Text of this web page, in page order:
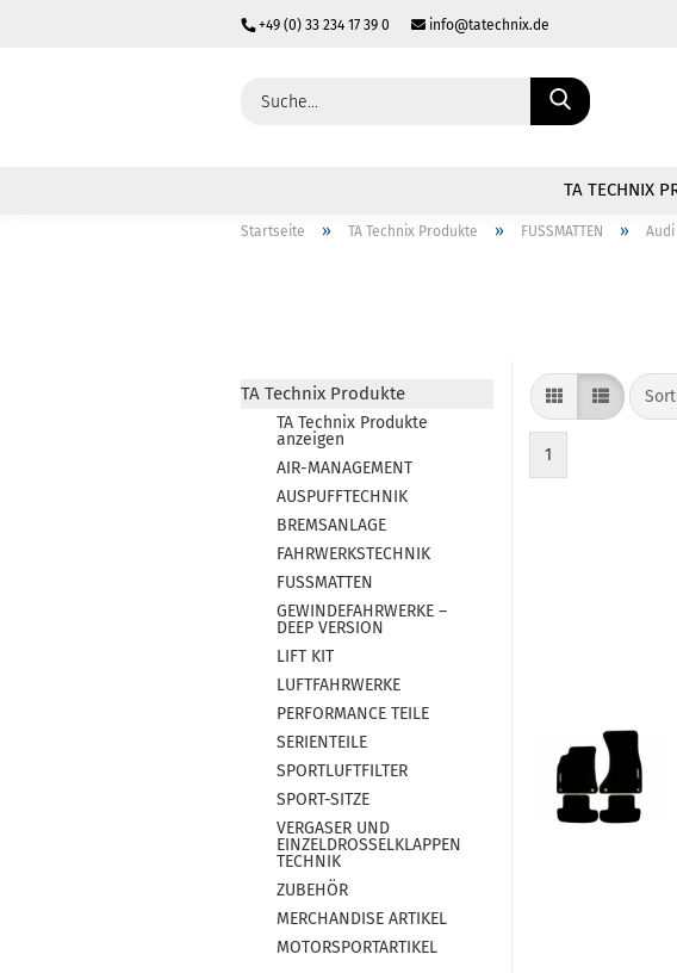
+49 (0) 33 234 17 39 0 info@tatechnix.de
TA TECHNIX
Startseite » TA Technix Produkte » FUSSMATTEN » Audi
TA Technix Produkte
TA Technix Produkte
anzeigen
AIR-MANAGEMENT
AUSPUFFTECHNIK
BREMSANLAGE
FAHRWERKSTECHNIK
FUSSMATTEN
GEWINDEFAHRWERKE –
DEEP VERSION
LIFT KIT
LUFTFAHRWERKE
PERFORMANCE TEILE
SERIENTEILE
SPORTLUFTFILTER
SPORT-SITZE
VERGASER UND
EINZELDROSSELKLAPPEN
TECHNIK
ZUBEHÖR
MERCHANDISE ARTIKEL
MOTORSPORTARTIKEL
1